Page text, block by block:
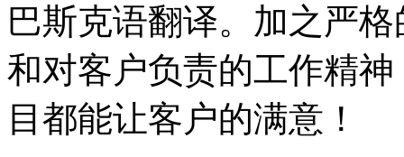
巴斯克语翻译。加之严
和对客户负责的工作精
目都能让客户的满意！